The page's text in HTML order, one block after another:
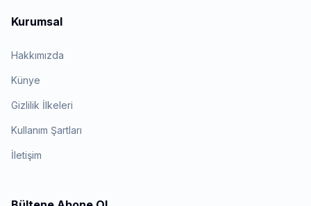
Kurumsal
Hakkımızda
Künye
Gizlilik İlkeleri
Kullanım Şartları
İletişim